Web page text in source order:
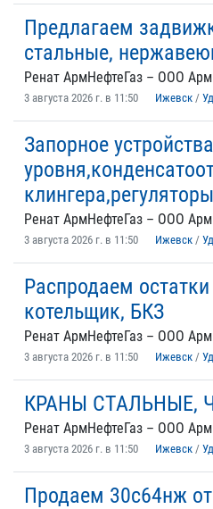
Предлагаем
стальные,
Ренат АрмНефтеГаз – ООО
3 августа 2026 г. в 11:50 Ижевск /
Запорное
Ренат АрмНефтеГаз – ООО
3 августа 2026 г. в 11:50 Ижевск /
Распродаем
котельщик, БКЗ
Ренат АрмНефтеГаз – ООО
3 августа 2026 г. в 11:50 Ижевск /
КРАНЫ СТАЛЬНЫЕ,
Ренат АрмНефтеГаз – ООО
3 августа 2026 г. в 11:50 Ижевск /
Продаем 30с64нж